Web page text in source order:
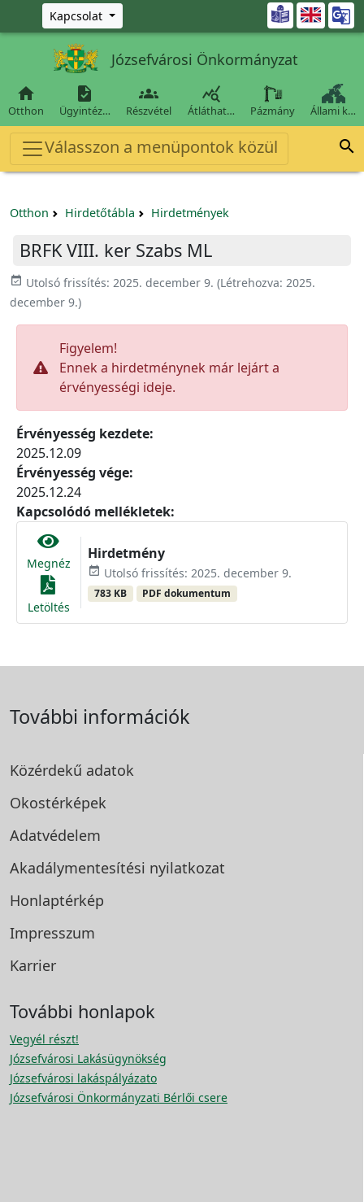
Ugrás a fő tartalomra
Kapcsolat 
Józsefvárosi Önkormányzat

Otthon

Ügyintéz…

Részvétel

Átláthat… Pázmány Állami k…
Válasszon a menüpontok közül 
Otthon Hirdetőtábla Hirdetmények
BRFK VIII. ker Szabs ML
event_available Utolsó frissítés: 2025. december 9. (Létrehozva: 2025.
december 9.)
Figyelem!
Ennek a hirdetménynek már lejárt a
érvényességi ideje.
Érvényesség kezdete:
2025.12.09
Érvényesség vége:
2025.12.24
Kapcsolódó mellékletek:
Megnéz
Letöltés
Hirdetmény
event_available Utolsó frissítés: 2025. december 9.
783 KB PDF dokumentum
További információk
Közérdekű adatok
Okostérképek
Adatvédelem
Akadálymentesítési nyilatkozat
Honlaptérkép
Impresszum
Karrier
További honlapok
Vegyél részt!
Józsefvárosi Lakásügynökség
Józsefvárosi lakáspályázato
Józsefvárosi Önkormányzati Bérlői csere